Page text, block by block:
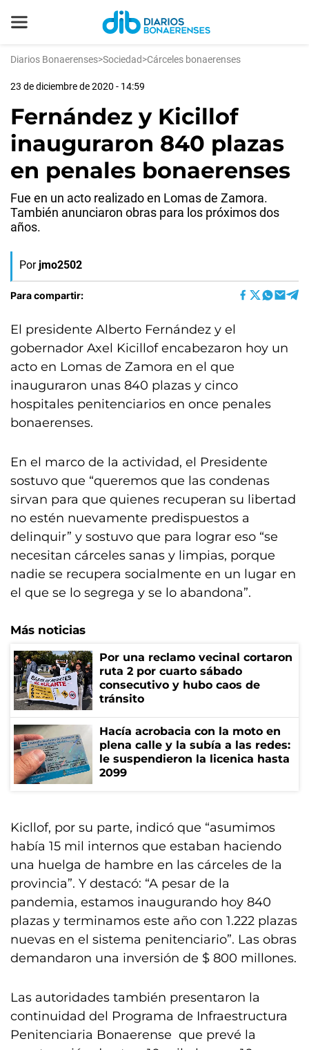
Diarios Bonaerenses>Sociedad>Cárceles bonaerenses
23 de diciembre de 2020 - 14:59
Fernández y Kicillof
inauguraron 840 plazas
en penales bonaerenses
Fue en un acto realizado en Lomas de Zamora.
También anunciaron obras para los próximos dos
años.
Por jmo2502
Para compartir:
El presidente Alberto Fernández y el
gobernador Axel Kicillof encabezaron hoy un
acto en Lomas de Zamora en el que
inauguraron unas 840 plazas y cinco
hospitales penitenciarios en once penales
bonaerenses.
En el marco de la actividad, el Presidente
sostuvo que “queremos que las condenas
sirvan para que quienes recuperan su libertad
no estén nuevamente predispuestos a
delinquir” y sostuvo que para lograr eso “se
necesitan cárceles sanas y limpias, porque
nadie se recupera socialmente en un lugar en
el que se lo segrega y se lo abandona”.
Más noticias
Por una reclamo vecinal cortaron
ruta 2 por cuarto sábado
consecutivo y hubo caos de
tránsito
Hacía acrobacia con la moto en
plena calle y la subía a las redes:
le suspendieron la licenica hasta
2099
Kicllof, por su parte, indicó que “asumimos
había 15 mil internos que estaban haciendo
una huelga de hambre en las cárceles de la
provincia”. Y destacó: “A pesar de la
pandemia, estamos inaugurando hoy 840
plazas y terminamos este año con 1.222 plazas
nuevas en el sistema penitenciario”. Las obras
demandaron una inversión de $ 800 millones.
Las autoridades también presentaron la
continuidad del Programa de Infraestructura
Penitenciaria Bonaerense que prevé la